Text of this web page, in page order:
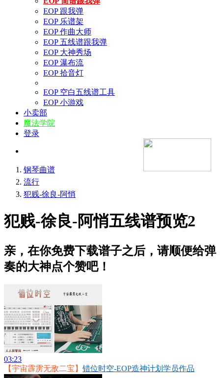
EOP 跟我弹
EOP 乐谱架
EOP 作曲大师
EOP 五线谱跟我弹
EOP 大神秀场
EOP 瀑布流
EOP 拾音灯
EOP 空白五线谱工具
EOP 小游戏
小卖部
魔法学院
登录
钢琴曲谱
流行
犯贱-徐良-阿悄
犯贱-徐良-阿悄五线谱预览2
亲，在你免费下载谱子之后，请顺便给弹
奏的大神点个赞吧！
03:23
【宇宙霹雳无敌二宝】 错位时空-EOP造神计划学员作品